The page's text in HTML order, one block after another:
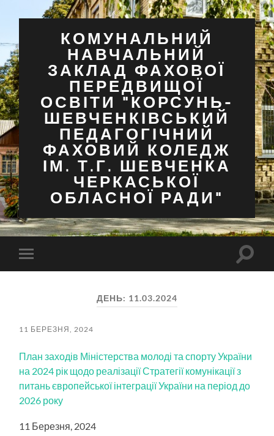
КОМУНАЛЬНИЙ
НАВЧАЛЬНИЙ
ЗАКЛАД ФАХОВОЇ
ПЕРЕДВИЩОЇ
ОСВІТИ "КОРСУНЬ-
ШЕВЧЕНКІВСЬКИЙ
ПЕДАГОГІЧНИЙ
ФАХОВИЙ КОЛЕДЖ
ІМ. Т.Г. ШЕВЧЕНКА
ЧЕРКАСЬКОЇ
ОБЛАСНОЇ РАДИ"
Перемкнути
мобільне
ДЕНЬ: 11.03.2024
11 БЕРЕЗНЯ, 2024
План заходів Міністерства молоді та спорту України
на 2024 рік щодо реалізації Стратегії комунікації з
питань європейської інтеграції України на період до
2026 року
11 Березня, 2024